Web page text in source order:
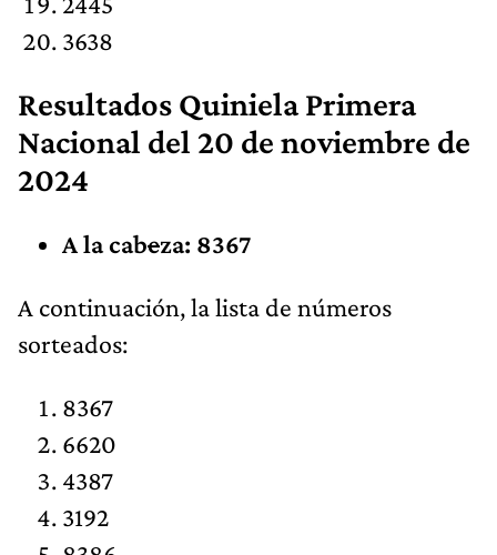
3638
Resultados Quiniela Primera
Nacional del 20 de noviembre de
2024
A la cabeza: 8367
​A continuación, la lista de números
sorteados:
8367
6620
4387
3192